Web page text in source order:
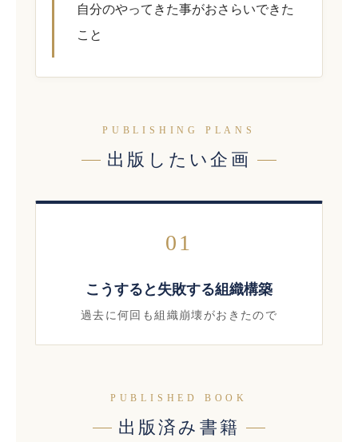
自分のやってきた事がおさらいできた
こと
PUBLISHING PLANS
出版したい企画
01
こうすると失敗する組織構築
過去に何回も組織崩壊がおきたので
PUBLISHED BOOK
出版済み書籍